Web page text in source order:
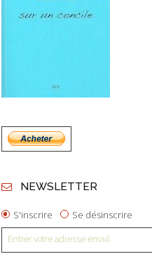
NEWSLETTER
S'inscrire Se désinscrire